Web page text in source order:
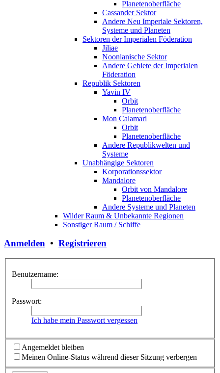
Planetenoberfläche
Cassander Sektor
Andere Neu Imperiale Sektoren,
Systeme und Planeten
Sektoren der Imperialen Föderation
Jiliae
Noonianische Sektor
Andere Gebiete der Imperialen
Föderation
Republik Sektoren
Yavin IV
Orbit
Planetenoberfläche
Mon Calamari
Orbit
Planetenoberfläche
Andere Republikwelten und
Systeme
Unabhängige Sektoren
Korporationssektor
Mandalore
Orbit von Mandalore
Planetenoberfläche
Andere Systeme und Planeten
Wilder Raum & Unbekannte Regionen
Sonstiger Raum / Schiffe
Anmelden • Registrieren
Benutzername:
Passwort:
Ich habe mein Passwort vergessen
Angemeldet bleiben
Meinen Online-Status während dieser Sitzung verbergen